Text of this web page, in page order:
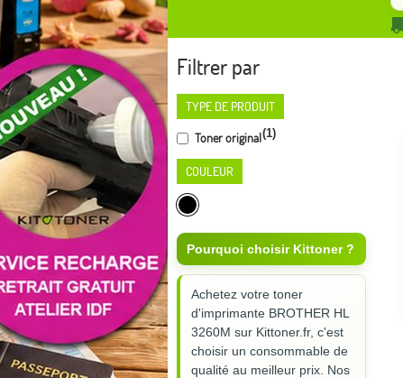
Filtrer par
TYPE DE PRODUIT
Toner original(1)
COULEUR
Pourquoi choisir Kittoner ?
Achetez votre toner
d'imprimante BROTHER HL
3260M sur Kittoner.fr, c'est
choisir un consommable de
qualité au meilleur prix. Nos